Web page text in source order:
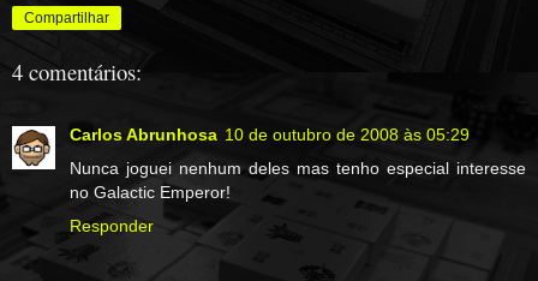
Compartilhar
4 comentários:
Carlos Abrunhosa 10 de outubro de 2008 às 05:29
Nunca joguei nenhum deles mas tenho especial interesse
no Galactic Emperor!
Responder